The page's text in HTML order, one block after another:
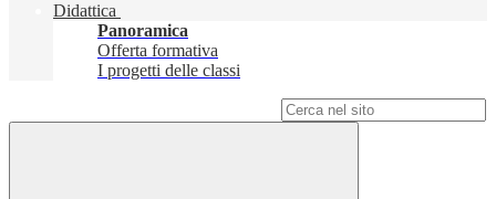
Didattica
Panoramica
Offerta formativa
I progetti delle classi